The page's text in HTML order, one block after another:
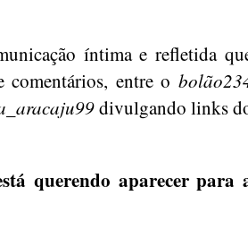
íntima e refletida
comentários, entre o
divulgando links
querendo aparecer para